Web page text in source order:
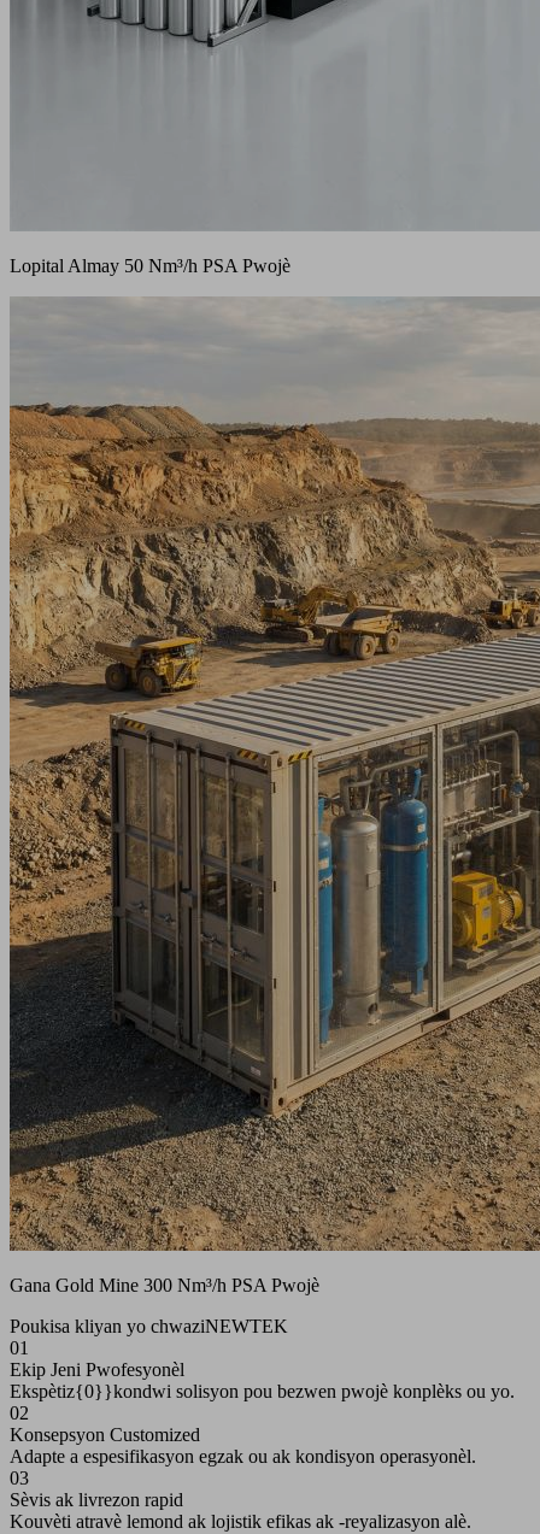
Lopital Almay 50 Nm³/h PSA Pwojè
Gana Gold Mine 300 Nm³/h PSA Pwojè
Poukisa kliyan yo chwaziNEWTEK
01
Ekip Jeni Pwofesyonèl
Ekspètiz{0}}kondwi solisyon pou bezwen pwojè konplèks ou yo.
02
Konsepsyon Customized
Adapte a espesifikasyon egzak ou ak kondisyon operasyonèl.
03
Sèvis ak livrezon rapid
Kouvèti atravè lemond ak lojistik efikas ak -reyalizasyon alè.